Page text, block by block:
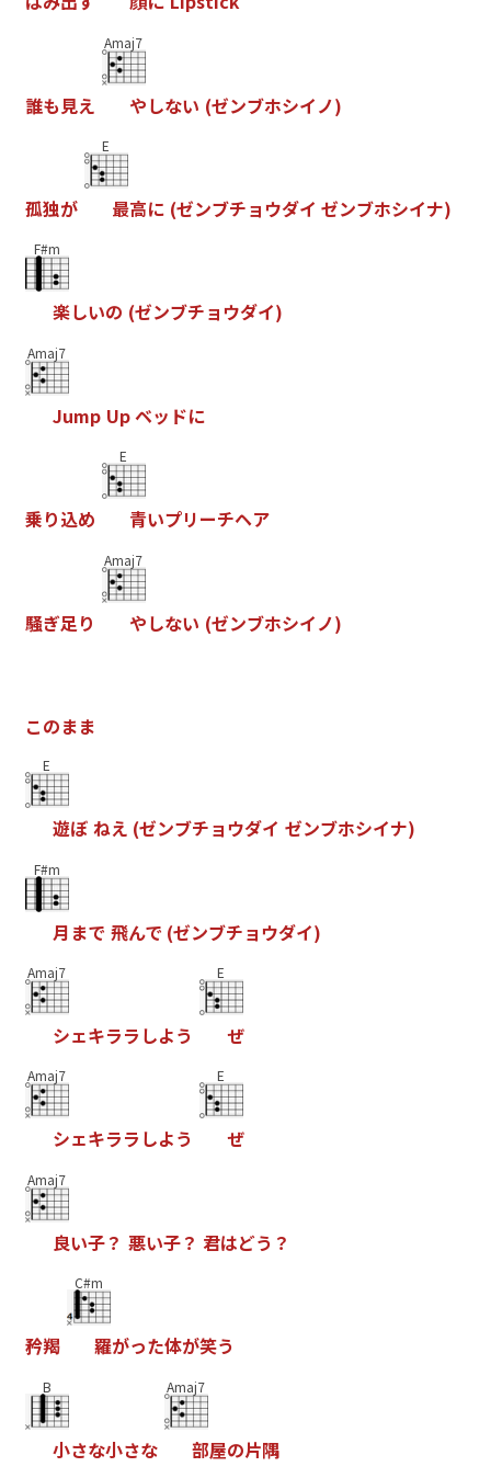
誰も見え
Amaj7
やしない (ゼンブホシイノ)
孤独が
E
最高に (ゼンブチョウダイ ゼンブホシイナ)
F#m
楽しいの (ゼンブチョウダイ)
Amaj7
Jump Upベッ ドに
乗り込め
E
青いプリーチヘア
騒ぎ足り
Amaj7
やしない (ゼンブホシイノ)
このまま
E
遊ぼ ねえ (ゼンブチョウダイ ゼンブホシイナ)
F#m
月 まで 飛んで (ゼンブチョウダイ)
Amaj7
シェキララ しよう
E
ぜ
Amaj7
シェキララ しよう
E
ぜ
Amaj7
良い子？ 悪い子？ 君はどう ？
矜羯
C#m
羅がった体が笑う
B
小さな小さな
Amaj7
部屋の片隅